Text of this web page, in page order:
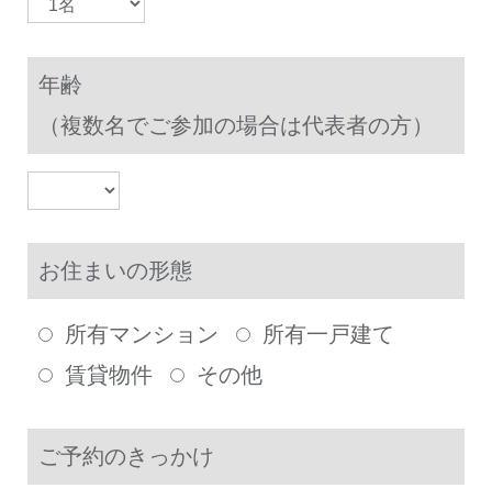
年齢
（複数名でご参加の場合は代表者の方）
お住まいの形態
所有マンション
所有一戸建て
賃貸物件
その他
ご予約のきっかけ